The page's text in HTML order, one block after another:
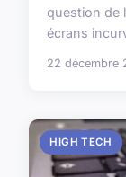
question de
écrans
22 décembre
HIGH TECH